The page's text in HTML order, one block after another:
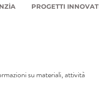
PROGETTI
su materiali, attività